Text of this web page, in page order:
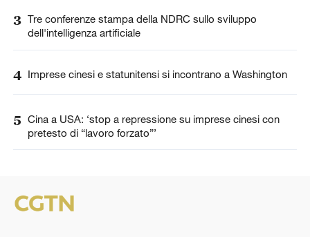
3 Tre conferenze stampa della NDRC sullo sviluppo
dell'intelligenza artificiale
4 Imprese cinesi e statunitensi si incontrano a Washington
5 Cina a USA: ‘stop a repressione su imprese cinesi con
pretesto di “lavoro forzato”’